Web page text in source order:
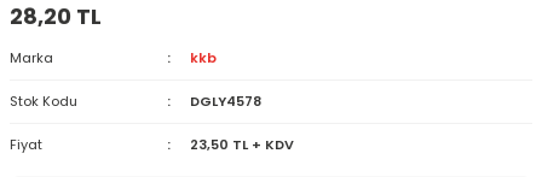
28,20 TL
Marka kkb
Stok Kodu DGLY4578
Fiyat 23,50 TL + KDV